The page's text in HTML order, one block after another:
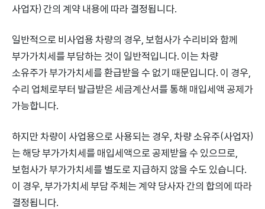
사업자) 간의 계약 내용에 따라 결정됩니다.
일반적으로 비사업용 차량의 경우, 보험사가 수리비와 함께
부가가치세를 부담하는 것이 일반적입니다. 이는 차량
소유주가 부가가치세를 환급받을 수 없기 때문입니다. 이 경우,
수리 업체로부터 발급받은 세금계산서를 통해 매입세액 공제가
가능합니다.
하지만 차량이 사업용으로 사용되는 경우, 차량 소유주(사업자)
는 해당 부가가치세를 매입세액으로 공제받을 수 있으므로,
보험사가 부가가치세를 별도로 지급하지 않을 수도 있습니다.
이 경우, 부가가치세 부담 주체는 계약 당사자 간의 합의에 따라
결정됩니다.